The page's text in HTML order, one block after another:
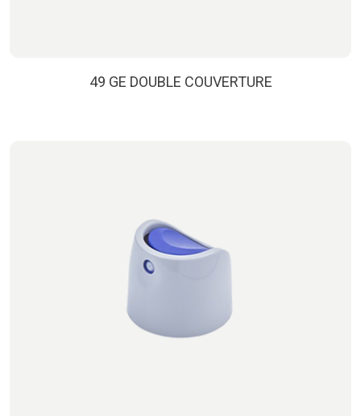
49 GE DOUBLE COUVERTURE